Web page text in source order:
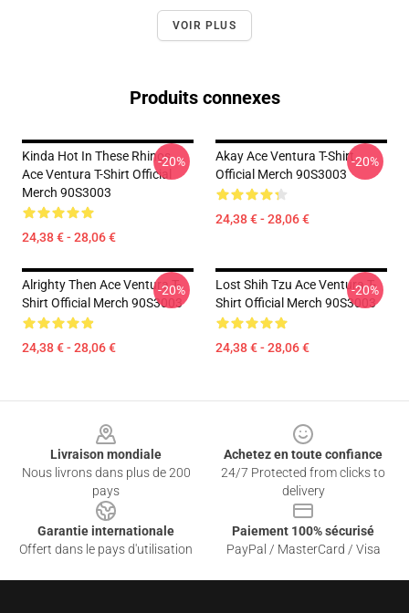
VOIR PLUS
Produits connexes
Kinda Hot In These Rhinos
Ace Ventura T-Shirt Official
Merch 90S3003
24,38 € - 28,06 €
-20%
Akay Ace Ventura T-Shirt
Official Merch 90S3003
24,38 € - 28,06 €
-20%
Alrighty Then Ace Ventura T-
Shirt Official Merch 90S3003
24,38 € - 28,06 €
-20%
Lost Shih Tzu Ace Ventura T-
Shirt Official Merch 90S3003
24,38 € - 28,06 €
-20%
Livraison mondiale
Nous livrons dans plus de 200
pays
Achetez en toute confiance
24/7 Protected from clicks to
delivery
Garantie internationale
Offert dans le pays d'utilisation
Paiement 100% sécurisé
PayPal / MasterCard / Visa